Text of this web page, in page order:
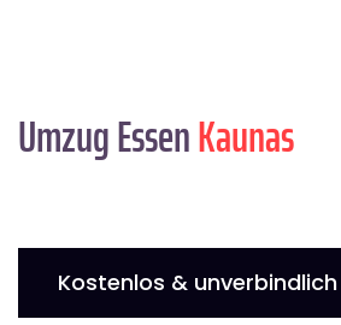
Umzug EssenKaunas
Kostenlos &